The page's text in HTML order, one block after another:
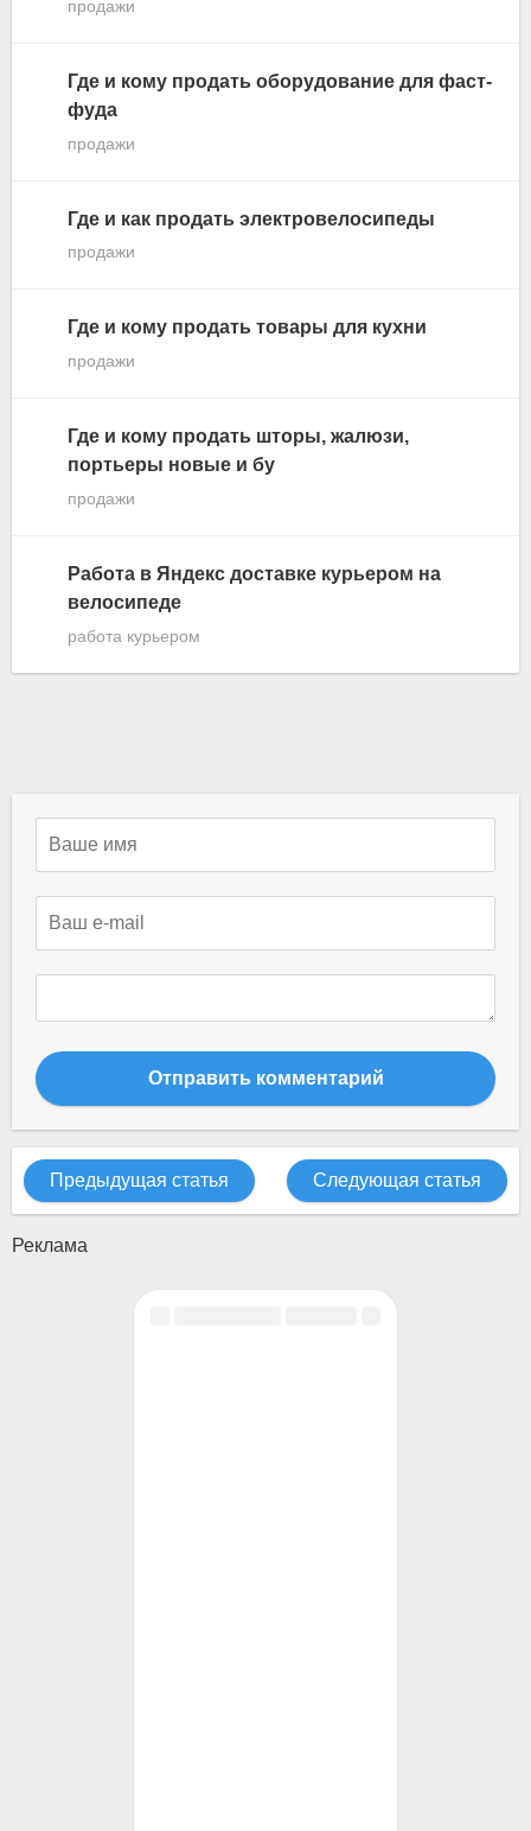
продажи
Где и кому продать оборудование для фаст-
фуда
продажи
Где и как продать электровелосипеды
продажи
Где и кому продать товары для кухни
продажи
Где и кому продать шторы, жалюзи,
портьеры новые и бу
продажи
Работа в Яндекс доставке курьером на
велосипеде
работа курьером
Отправить комментарий
Предыдущая статья Следующая статья
Реклама